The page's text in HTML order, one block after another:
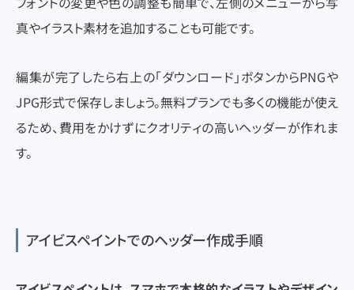
真やイラスト素材を追加することも可能です。
編集が完了したら右上の「ダウンロード」ボタンからPNGや
JPG形式で保存しましょう。無料プランでも多くの機能が使え
るため、費用をかけずにクオリティの高いヘッダーが作れま
す。
アイビスペイントでのヘッダー作成手順